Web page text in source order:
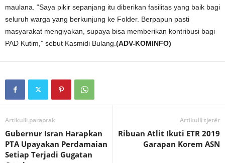
maulana. “Saya pikir sepanjang itu diberikan fasilitas yang baik bagi
seluruh warga yang berkunjung ke Folder. Berpapun pasti
masyarakat mengiyakan, supaya bisa memberikan kontribusi bagi
PAD Kutim,” sebut Kasmidi Bulang. (ADV-KOMINFO)
Artikulli paraprak
Gubernur Isran Harapkan
PTA Upayakan Perdamaian
Setiap Terjadi Gugatan
Artikulli tjetër
Ribuan Atlit Ikuti ETR 2019
Garapan Korem ASN